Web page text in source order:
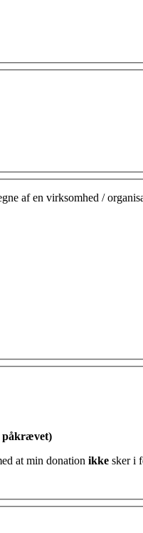
af en virksomhed /
påkrævet)
Jeg ønsker skattefradrag for min donation og erklærer hermed at min donation ikke sker i